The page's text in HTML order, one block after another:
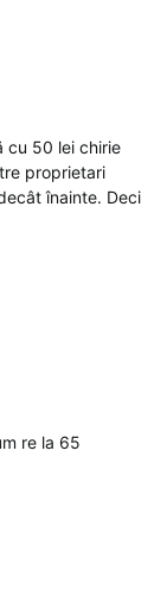
cu 50 lei chirie
proprietari
înainte. Deci
re la 65